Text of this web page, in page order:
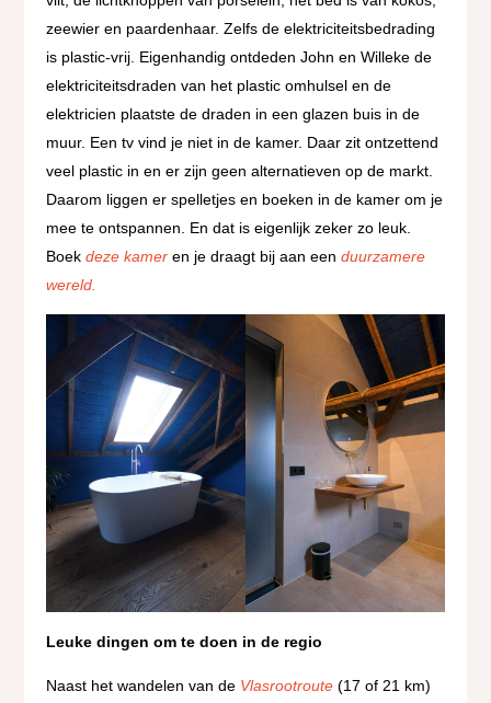
zeewier en paardenhaar. Zelfs de elektriciteitsbedrading
is plastic-vrij. Eigenhandig ontdeden John en Willeke de
elektriciteitsdraden van het plastic omhulsel en de
elektricien plaatste de draden in een glazen buis in de
muur. Een tv vind je niet in de kamer. Daar zit ontzettend
veel plastic in en er zijn geen alternatieven op de markt.
Daarom liggen er spelletjes en boeken in de kamer om je
mee te ontspannen. En dat is eigenlijk zeker zo leuk.
Boekdeze kamer en je draagt bij aan eenduurzamere
wereld.
Leuke dingen om te doen in de regio
Naast het wandelen van de Vlasrootroute (17 of 21 km)